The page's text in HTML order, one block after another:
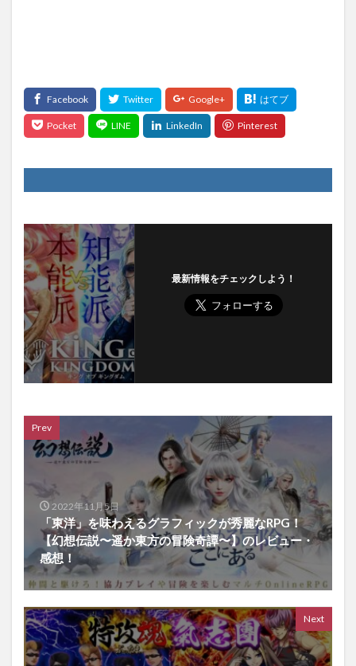
最新情報をチェックしよう！
Prev
2022年11月5日
「東洋」を味わえるグラフィックが秀麗なRPG！
【幻想伝説〜遥か東方の冒険奇譚〜】のレビュー・
感想！
Next